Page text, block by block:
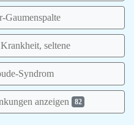
seltene
Syndrom
anzeigen 82